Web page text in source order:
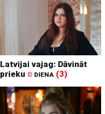
Latvijai vajag: Dāvināt
prieku © DIENA (3)